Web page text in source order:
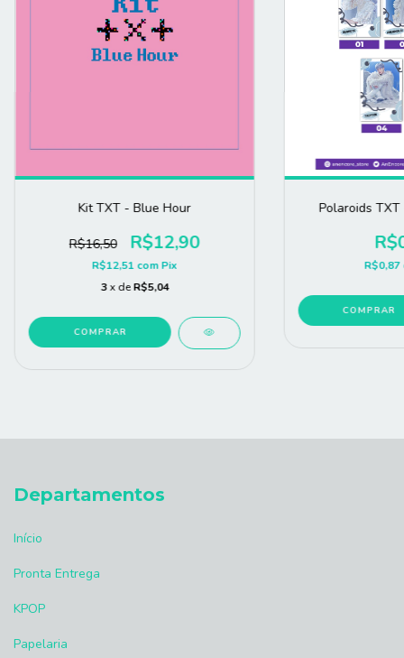
Kit TXT - Blue Hour
R$16,50 R$12,90
R$12,51comPix
3x deR$5,04
COMPRAR
Polaroids
R$0,87
COMPRAR
Departamentos
Início
Pronta Entrega
KPOP
Papelaria